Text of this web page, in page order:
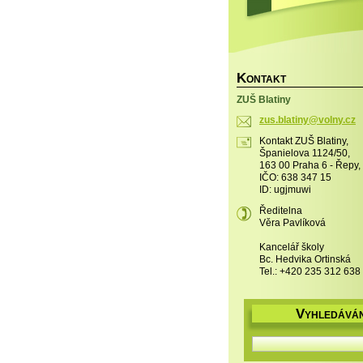
KONTAKT
ZUŠ Blatiny
zus.blatiny@volny.cz
Kontakt ZUŠ Blatiny,
Španielova 1124/50,
163 00 Praha 6 - Řepy,
IČO: 638 347 15
ID: ugjmuwi
Ředitelna
Věra Pavlíková
Kancelář školy
Bc. Hedvika Ortinská
Tel.: +420 235 312 638
V